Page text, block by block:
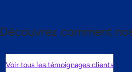
Découvrez comment
Voir tous les témoignages clients